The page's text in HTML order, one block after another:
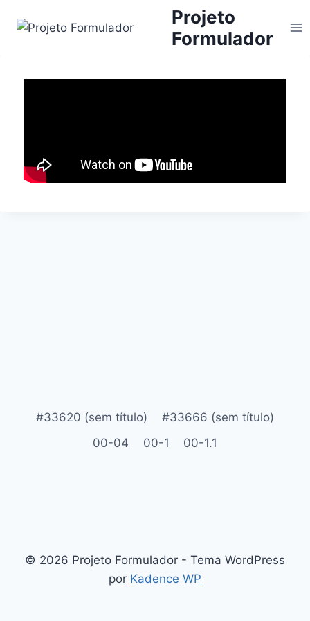
Projeto
Formulador
#33620 (sem título)
#33666 (sem título)
00-04
00-1 00-1.1
© 2026 Projeto Formulador - Tema WordPress
por Kadence WP